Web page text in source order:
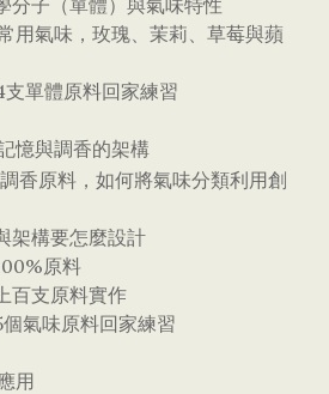
分子（單體）與氣味特性
用氣味，玫瑰、茉莉、草莓與蘋
支單體原料回家練習
憶與調香的架構
香原料，如何將氣味分類利用創
架構要怎麼設計
原料
百支原料實作
氣味原料回家練習
用